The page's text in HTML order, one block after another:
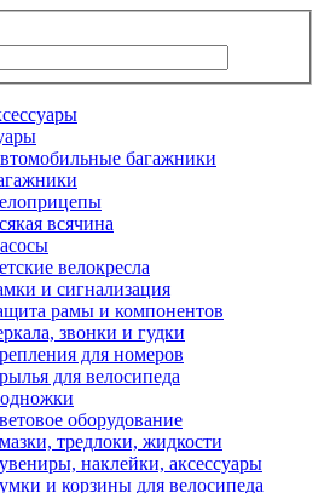
багажники
всячина
велокресла
и сигнализация
рамы и компонентов
звонки и гудки
для номеров
для велосипеда
оборудование
тредлоки, жидкости
наклейки, аксессуары
и корзины для велосипеда